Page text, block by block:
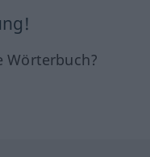
Wörterbuch?